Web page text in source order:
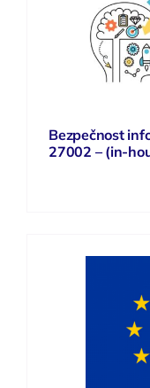
Bezpečnost
27002 – (in-